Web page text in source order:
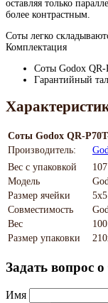
оставляя только
более контрастным.
Соты легко
Комплектация
Соты Godox QR-
Гарантийный
Соты Godox QR-
Производитель:
Вес с упаковкой
Модель
Размер ячейки
Совместимость
Вес
Размер упаковки
Задать вопрос о
Имя